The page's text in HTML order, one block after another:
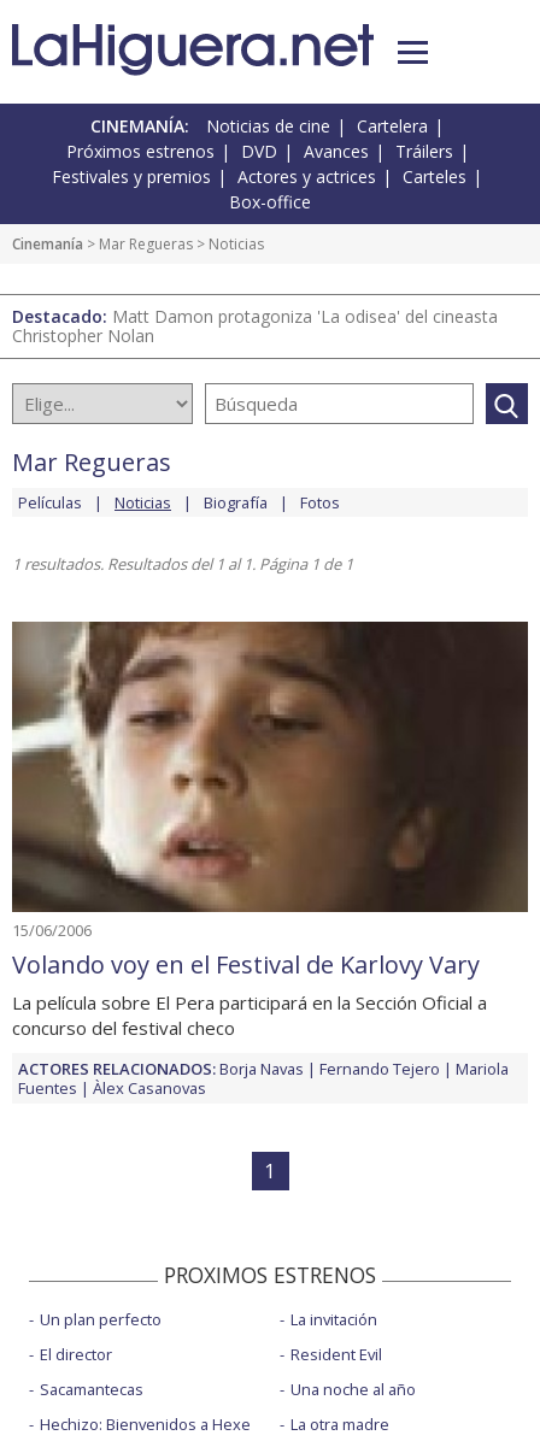
CINEMANÍA: Noticias de cine
Cartelera
Próximos estrenos
DVD Avances
Tráilers
Festivales y premios
Actores y actrices
Carteles
Box-office
Cinemanía > Mar Regueras > Noticias
Destacado: Matt Damon protagoniza 'La odisea' del cineasta
Christopher Nolan
Mar Regueras
Películas Noticias Biografía Fotos
1 resultados. Resultados del 1 al 1. Página 1 de 1
15/06/2006
Volando voy en el Festival de Karlovy Vary
La película sobre El Pera participará en la Sección Oficial a
concurso del festival checo
ACTORES RELACIONADOS:Borja Navas Fernando Tejero
Mariola
Fuentes
Àlex Casanovas
1
PROXIMOS ESTRENOS
Un plan perfecto
El director
Sacamantecas
Hechizo: Bienvenidos a Hexe
La invitación
Resident Evil
Una noche al año
La otra madre